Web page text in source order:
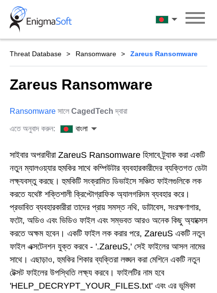
Skip
content
বাংলা
Threat Database Ransomware Zareus Ransomware
Zareus Ransomware
Ransomware সালে CagedTech দ্বারা
এতে অনুবাদ করুন: বাংলা
সাইবার অপরাধীরা ZareuS Ransomware হিসাবে ট্র্যাক করা একটি
নতুন ম্যালওয়্যার হুমকির সাথে কম্পিউটার ব্যবহারকারীদের ব্যক্তিগত ডেটা
লক্ষ্যবস্তু করছে। হুমকিটি সংক্রামিত ডিভাইসে সঞ্চিত ফাইলগুলিকে লক
করতে যথেষ্ট শক্তিশালী ক্রিপ্টোগ্রাফিক অ্যালগরিদম ব্যবহার করে।
প্রভাবিত ব্যবহারকারীরা তাদের প্রায় সমস্ত নথি, ডাটাবেস, সংরক্ষণাগার,
ফটো, অডিও এবং ভিডিও ফাইল এবং সম্ভবত আরও অনেক কিছু অ্যাক্সেস
করতে অক্ষম হবেন। একটি ফাইল লক করার পরে, ZareuS একটি নতুন
ফাইল এক্সটেনশন যুক্ত করবে - '.ZareuS,' সেই ফাইলের আসল নামের
সাথে। এছাড়াও, হুমকির শিকার ব্যক্তিরা লঙ্ঘন করা মেশিনে একটি নতুন
টেক্সট ফাইলের উপস্থিতি লক্ষ্য করবে। ফাইলটির নাম হবে
'HELP_DECRYPT_YOUR_FILES.txt' এবং এর ভূমিকা